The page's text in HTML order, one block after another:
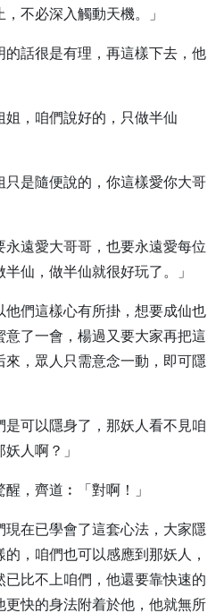
不必深入觸動天機。」
的話很是有理，再這樣下去，他
姐，咱們說好的，只做半仙
只是隨便說的，你這樣愛你大哥
永遠愛大哥哥，也要永遠愛每位
仙，做半仙就很好玩了。」
他們這樣心有所掛，想要成仙也
了一會，楊過又要大家再把這
，眾人只需意念一動，即可隱
可以隱身了，那妖人看不見咱
人啊？」
，齊道︰「對啊！」
在已學會了這套心法，大家隱
，咱們也可以感應到那妖人，
比不上咱們，他還要靠快速的
快的身法附着於他，他就無所